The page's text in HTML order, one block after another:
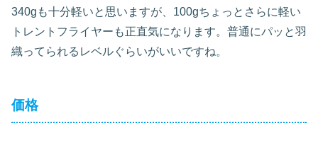
340gも十分軽いと思いますが、100gちょっとさらに軽い
トレントフライヤーも正直気になります。普通にパッと羽
織ってられるレベルぐらいがいいですね。
価格